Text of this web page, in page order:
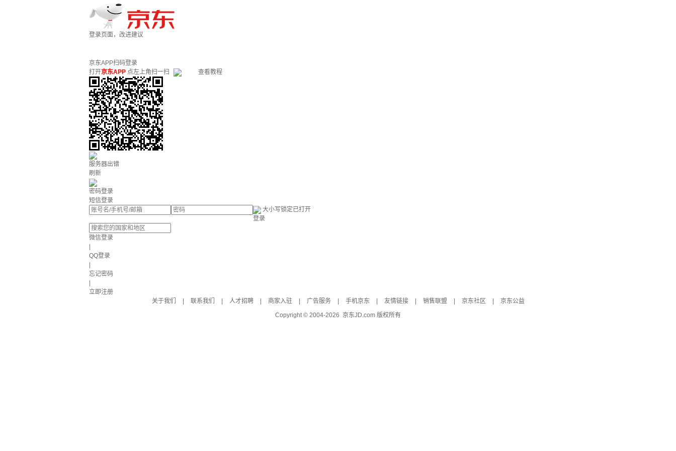
登录页面，改进建议
京东APP扫码登录
打开京东APP 点左上角扫一扫 查看教程
服务器出错
刷新
密码登录
短信登录
大小写锁定已打开
登录
微信登录
QQ登录
忘记密码
立即注册
关于我们
联系我们 人才招聘 商家入驻 广告服务 手机京东 友情链接 销售联盟 京东社区
京东公益
Copyright © 2004-2026 京东JD.com 版权所有